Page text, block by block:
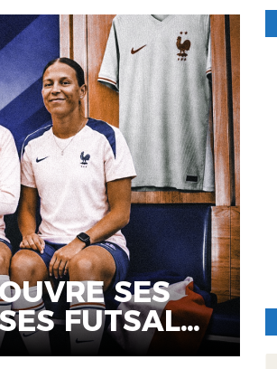
SES
FUTSAL